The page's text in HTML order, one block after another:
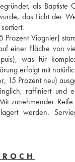
als
das Licht der
Prozent Viognier)
einer Fläche von
was für
erfolgt mit
15 Prozent neu)
raffiniert und
zunehmender
werden.